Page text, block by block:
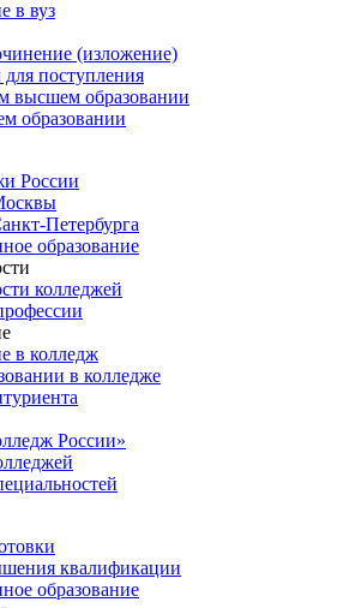
в вуз
(изложение)
поступления
высшем образовании
образовании
России
Петербурга
образование
колледжей
в колледж
в колледже
России»
квалификации
образование